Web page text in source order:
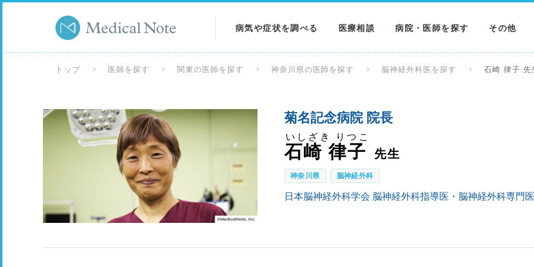
病気や症状を調べる
検査を調べる
医療相談 病院・医師を探す その他
トップ 医師を探す 関東の医師を探す 神奈川県の医師を探す 脳神経外科医を探す 石崎 律子 先
菊名記念病院 院長
石崎 律子
いしざき りつこ
先生
神奈川県 脳神経外科
日本脳神経外科学会 脳神経外科指導医・脳神経外科専門医